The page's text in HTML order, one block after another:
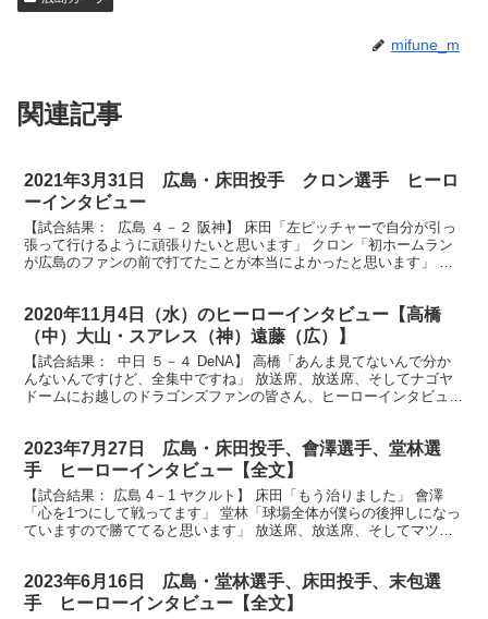
mifune_m
関連記事
2021年3月31日 広島・床田投手 クロン選手 ヒーロ
ーインタビュー
【試合結果： 広島 ４－２ 阪神】 床田「左ピッチャーで自分が引っ
張って行けるように頑張りたいと思います」 クロン「初ホームラン
が広島のファンの前で打てたことが本当によかったと思います」 さ
2020年11月4日（水）のヒーローインタビュー【高橋
（中）大山・スアレス（神）遠藤（広）】
【試合結果： 中日 ５－４ DeNA】 高橋「あんま見てないんで分か
んないんですけど、全集中ですね」 放送席、放送席、そしてナゴヤ
ドームにお越しのドラゴンズファンの皆さん、ヒーローインタビュー
2023年7月27日 広島・床田投手、會澤選手、堂林選
手 ヒーローインタビュー【全文】
【試合結果： 広島 4－1 ヤクルト】 床田「もう治りました」 會澤
「心を1つにして戦ってます」 堂林「球場全体が僕らの後押しになっ
ていますので勝ててると思います」 放送席、放送席、そしてマツダ
2023年6月16日 広島・堂林選手、床田投手、末包選
手 ヒーローインタビュー【全文】